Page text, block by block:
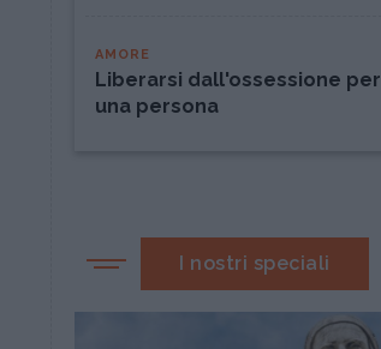
AMORE
Liberarsi dall'ossessione per
una persona
I nostri speciali